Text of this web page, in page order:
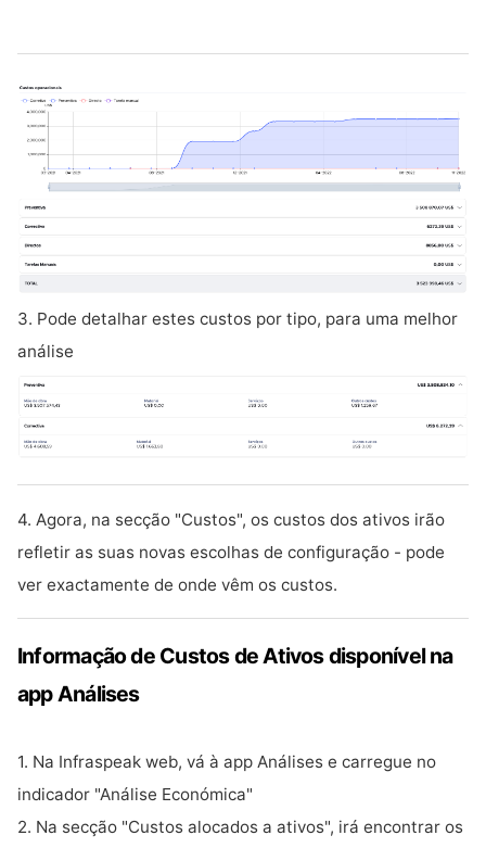
3. Pode detalhar estes custos por tipo, para uma melhor
análise
4. Agora, na secção "Custos", os custos dos ativos irão
refletir as suas novas escolhas de configuração - pode
ver exactamente de onde vêm os custos.
Informação de Custos de Ativos disponível na
app Análises
1. Na Infraspeak web, vá à app Análises e carregue no
indicador "Análise Económica"
2. Na secção "Custos alocados a ativos", irá encontrar os